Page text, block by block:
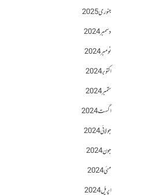
جنوری 2025
دسمبر 2024
نومبر 2024
اکتوبر 2024
ستمبر 2024
اگست 2024
جولائی 2024
جون 2024
مئی 2024
اپریل 2024